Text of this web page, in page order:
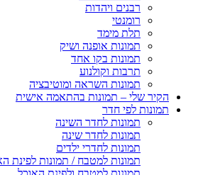
רבנים ויהדות
רומנטי
תלת מימד
תמונות אופנה ושיק
תמונות בקו אחד
תרבות וקולנוע
תמונות השראה ומוטיבציה
הקיר שלי – תמונות בהתאמה אישית
תמונות לפי חדר
תמונות לחדר השינה
תמונות לחדר שינה
תמונות לחדרי ילדים
תמונות למטבח / תמונות לפינת